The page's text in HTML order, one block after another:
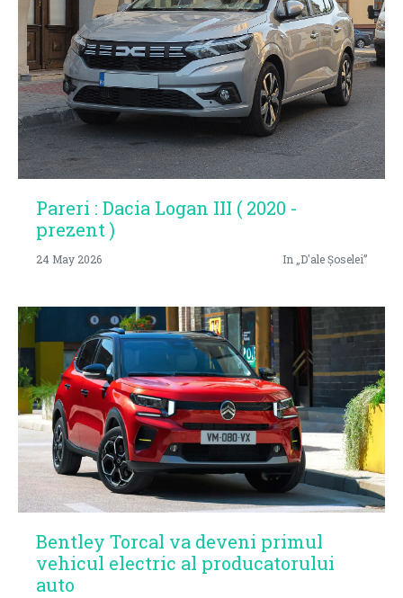
Pareri : Dacia Logan III ( 2020 -
prezent )
24 May 2026 In „D'ale Șoselei”
Bentley Torcal va deveni primul
vehicul electric al producatorului
auto